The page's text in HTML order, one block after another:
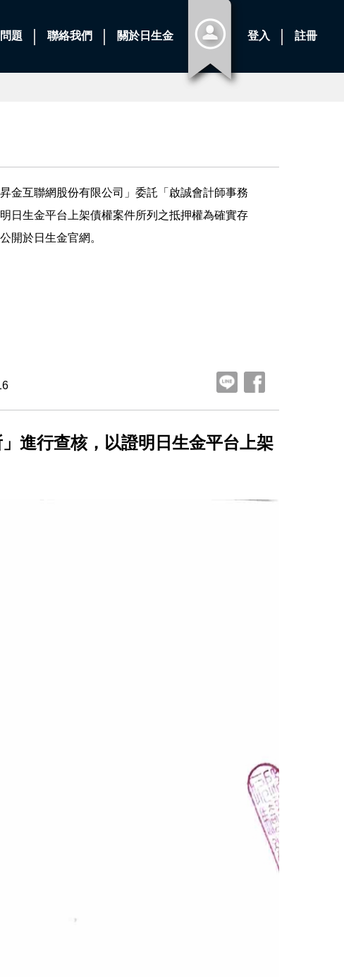
題 聯絡我們 關於日生金 登入 註冊
金互聯網股份有限公司」委託「啟誠會計師事務
日生金平台上架債權案件所列之抵押權為確實存
開於日生金官網。
進行查核，以證明日生金平台上架